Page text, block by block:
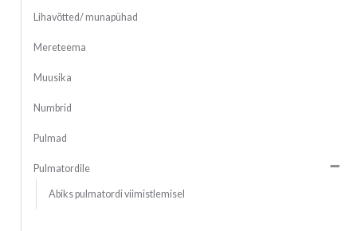
Lihavõtted/ munapühad
Mereteema
Muusika
Numbrid
Pulmad
Pulmatordile
Abiks pulmatordi viimistlemisel